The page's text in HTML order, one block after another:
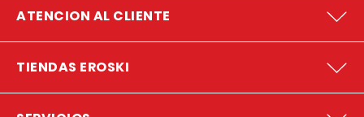
ATENCION AL CLIENTE
TIENDAS EROSKI